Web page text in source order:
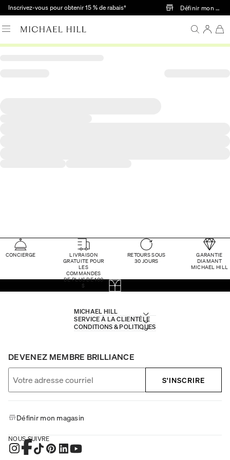
Passer au contenu principal
Inscrivez-vous pour obtenir 15 % de rabais† Définir mon
CONCIERGE
LIVRAISON
GRATUITE POUR
LES
COMMANDES
DE PLUS DE 100
$
RETOURS SOUS
30 JOURS
GARANTIE
DIAMANT
MICHAEL HILL
MICHAEL HILL
SERVICE À LA CLIENTÈLE
CONDITIONS & POLITIQUES
DEVENEZ MEMBRE BRILLIANCE
S'INSCRIRE
Définir mon magasin
NOUS SUIVRE